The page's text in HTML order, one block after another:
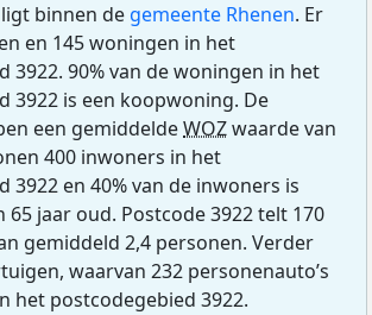
binnen de gemeente Rhenen. Er
en 145 woningen in het
3922. 90% van de woningen in het
3922 is een koopwoning. De
een gemiddeldeWOZwaarde van
400 inwoners in het
3922 en 40% van de inwoners is
65 jaar oud. Postcode 3922 telt 170
gemiddeld 2,4 personen. Verder
waarvan 232 personenauto’s
het postcodegebied 3922.